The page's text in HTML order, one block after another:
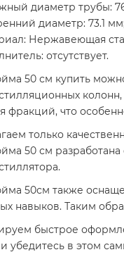
диаметр трубы:
диаметр: 73.1
Нержавеющая
отсутствует.
50 см купить
фракций, что
только
50 см
50см также
навыков. Таким
быстрое
убедитесь в этом